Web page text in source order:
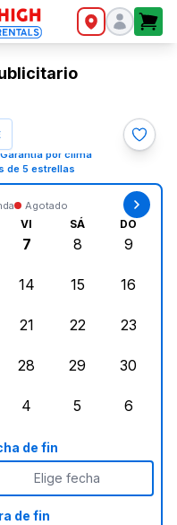
Garantía por clima
de 5 estrellas
Agotado
VI SÁ DO
5, 2026
agosto 6, 2026
7
8
9
14
15
16
21
22
23
28
29
30
4
5
6
de fin
Elige fecha
de fin